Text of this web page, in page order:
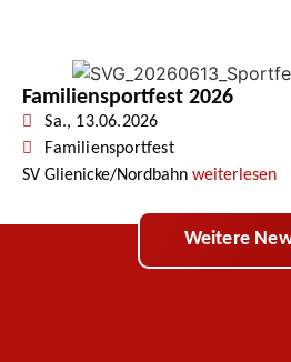
Familiensportfest 2026
Sa., 13.06.2026
Familiensportfest
SV Glienicke/Nordbahn weiterlesen
Weitere